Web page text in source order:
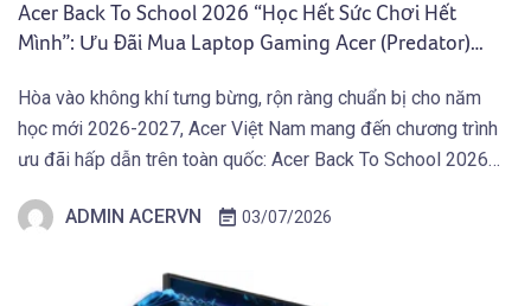
Acer Back To School 2026 “Học Hết Sức Chơi Hết
Mình”: Ưu Đãi Mua Laptop Gaming Acer (Predator)
Hòa vào không khí tưng bừng, rộn ràng chuẩn bị cho năm
học mới 2026-2027, Acer Việt Nam mang đến chương trình
ưu đãi hấp dẫn trên toàn quốc: Acer Back To School 2026
Sinh Viên và người dùng sở hữu Laptop Gaming […]
ADMIN ACERVN 03/07/2026